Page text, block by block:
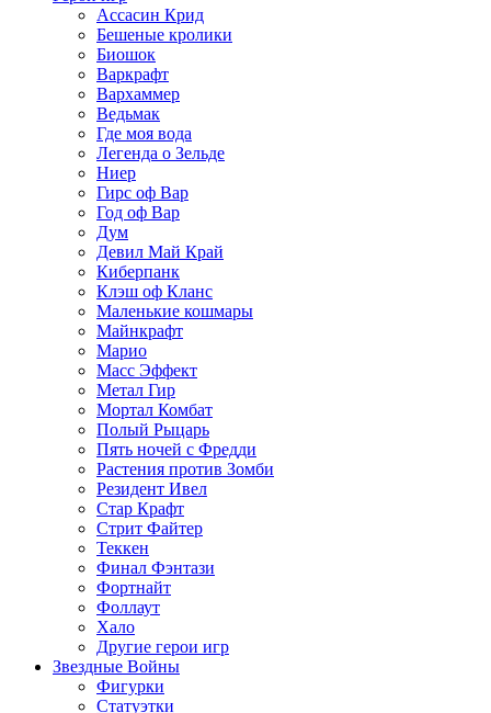
Ассасин Крид
Бешеные кролики
Биошок
Варкрафт
Вархаммер
Ведьмак
Где моя вода
Легенда о Зельде
Ниер
Гирс оф Вар
Год оф Вар
Дум
Девил Май Край
Киберпанк
Клэш оф Кланс
Маленькие кошмары
Майнкрафт
Марио
Масс Эффект
Метал Гир
Мортал Комбат
Полый Рыцарь
Пять ночей с Фредди
Растения против Зомби
Резидент Ивел
Стар Крафт
Стрит Файтер
Теккен
Финал Фэнтази
Фортнайт
Фоллаут
Хало
Другие герои игр
Звездные Войны
Фигурки
Статуэтки